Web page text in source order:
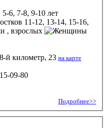
5-6, 7-8, 9-10 лет
11-12, 13-14, 15-16,
, взрослых
й километр, 23 на карте
09-80
Подробнее>>